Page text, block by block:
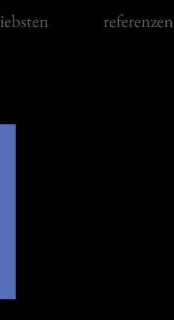
referenzen